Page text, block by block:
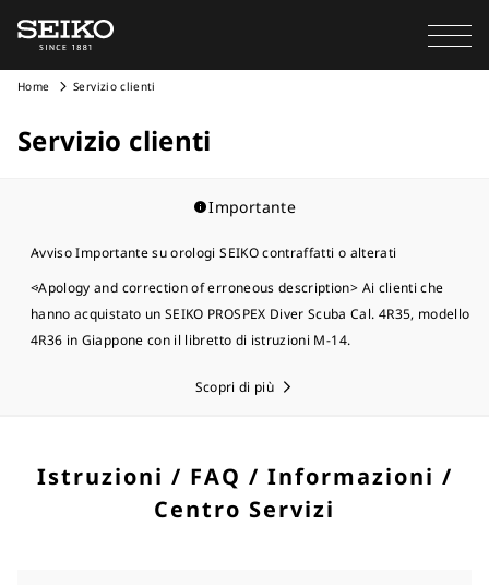
Home Servizio clienti
Servizio clienti
Importante
Avviso Importante su orologi SEIKO contraffatti o alterati
<Apology and correction of erroneous description> Ai clienti che
hanno acquistato un SEIKO PROSPEX Diver Scuba Cal. 4R35, modello
4R36 in Giappone con il libretto di istruzioni M-14.
Scopri di più
Istruzioni / FAQ / Informazioni /
Centro Servizi